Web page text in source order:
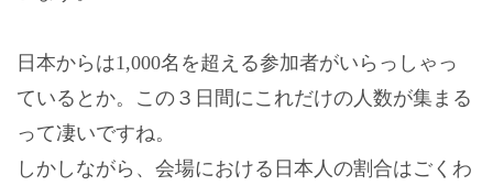
日本からは1,000名を超える参加者がいらっしゃっ
ているとか。この３日間にこれだけの人数が集まる
って凄いですね。
しかしながら、会場における日本人の割合はごくわ